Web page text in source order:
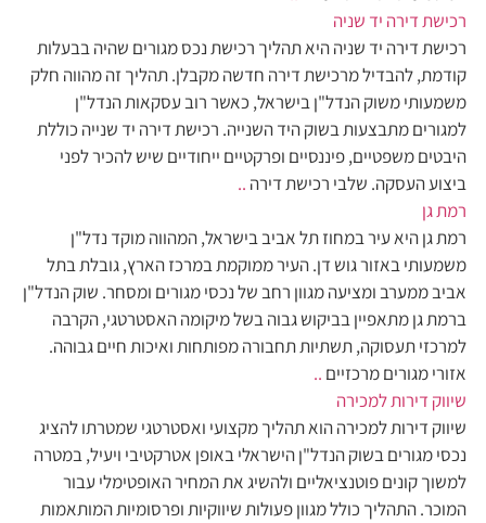
רכישת דירה יד שניה
רכישת דירה יד שניה היא תהליך רכישת נכס מגורים שהיה בבעלות
קודמת, להבדיל מרכישת דירה חדשה מקבלן. תהליך זה מהווה חלק
משמעותי משוק הנדל"ן בישראל, כאשר רוב עסקאות הנדל"ן
למגורים מתבצעות בשוק היד השנייה. רכישת דירה יד שנייה כוללת
היבטים משפטיים, פיננסיים ופרקטיים ייחודיים שיש להכיר לפני
ביצוע העסקה. שלבי רכישת דירה ..
רמת גן
רמת גן היא עיר במחוז תל אביב בישראל, המהווה מוקד נדל"ן
משמעותי באזור גוש דן. העיר ממוקמת במרכז הארץ, גובלת בתל
אביב ממערב ומציעה מגוון רחב של נכסי מגורים ומסחר. שוק הנדל"ן
ברמת גן מתאפיין בביקוש גבוה בשל מיקומה האסטרטגי, הקרבה
למרכזי תעסוקה, תשתיות תחבורה מפותחות ואיכות חיים גבוהה.
אזורי מגורים מרכזיים ..
שיווק דירות למכירה
שיווק דירות למכירה הוא תהליך מקצועי ואסטרטגי שמטרתו להציג
נכסי מגורים בשוק הנדל"ן הישראלי באופן אטרקטיבי ויעיל, במטרה
למשוך קונים פוטנציאליים ולהשיג את המחיר האופטימלי עבור
המוכר. התהליך כולל מגוון פעולות שיווקיות ופרסומיות המותאמות